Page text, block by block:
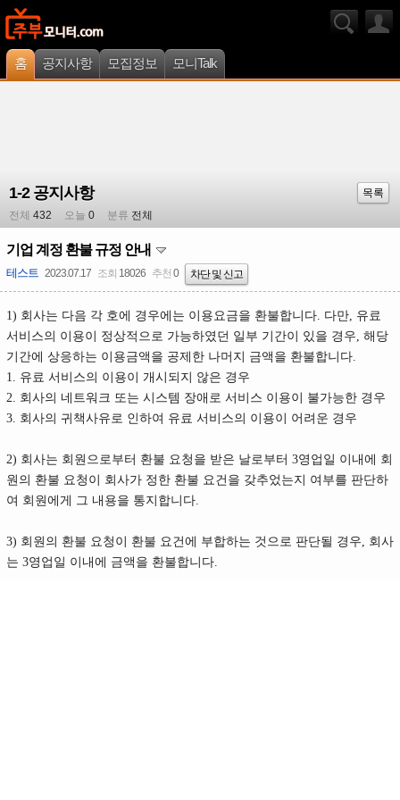
홈 공지사항 모집정보 모니Talk
1-2 공지사항
목록
전체 432 오늘 0 분류 전체
기업 계정 환불 규정 안내
테스트 2023.07.17 조회 18026 추천 0 차단 및 신고
1) 회사는 다음 각 호에 경우에는 이용요금을 환불합니다. 다만, 유료
서비스의 이용이 정상적으로 가능하였던 일부 기간이 있을 경우, 해당
기간에 상응하는 이용금액을 공제한 나머지 금액을 환불합니다.
1. 유료 서비스의 이용이 개시되지 않은 경우
2. 회사의 네트워크 또는 시스템 장애로 서비스 이용이 불가능한 경우
3. 회사의 귀책사유로 인하여 유료 서비스의 이용이 어려운 경우
2) 회사는 회원으로부터 환불 요청을 받은 날로부터 3영업일 이내에 회
원의 환불 요청이 회사가 정한 환불 요건을 갖추었는지 여부를 판단하
여 회원에게 그 내용을 통지합니다.
3) 회원의 환불 요청이 환불 요건에 부합하는 것으로 판단될 경우, 회사
는 3영업일 이내에 금액을 환불합니다.